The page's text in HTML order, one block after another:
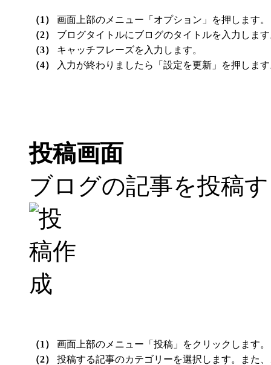
（1）
画面上部のメニュー「オプション」を押します。
（2）
ブログタイトルにブログのタイトルを入力しま
（3）
キャッチフレーズを入力します。
（4）
入力が終わりましたら「設定を更新」を押しま
投稿画面
ブログの記事を投稿
（1）
画面上部のメニュー「投稿」をクリックします。
（2）
投稿する記事のカテゴリーを選択します。また